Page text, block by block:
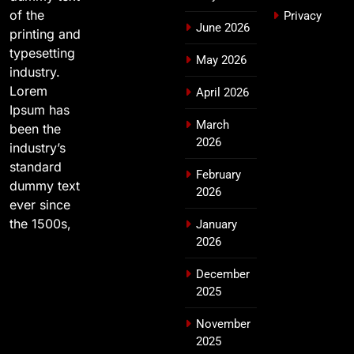
of the
printing and
typesetting
industry.
Lorem
Ipsum has
been the
industry’s
standard
dummy text
ever since
the 1500s,
June 2026
May 2026
April 2026
March
2026
February
2026
January
2026
December
2025
November
2025
Privacy